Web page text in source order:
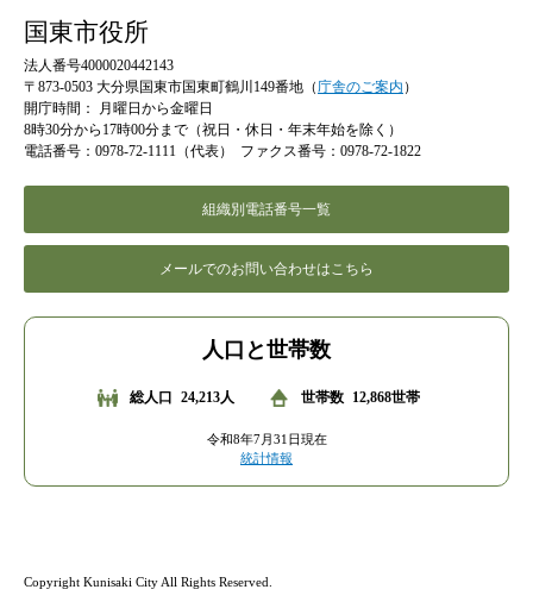
国東市役所
法人番号4000020442143
〒873-0503 大分県国東市国東町鶴川149番地（ 庁舎のご案内 ）
開庁時間：
月曜日から金曜日
8時30分から17時00分まで（祝日・休日・年末年始を除く）
電話番号：0978-72-1111（代表）
ファクス番号：0978-72-1822
組織別電話番号一覧
メールでのお問い合わせはこちら
人口と世帯数
総人口 24,213人 世帯数 12,868世帯
令和8年7月31日現在
統計情報
Copyright Kunisaki City All Rights Reserved.